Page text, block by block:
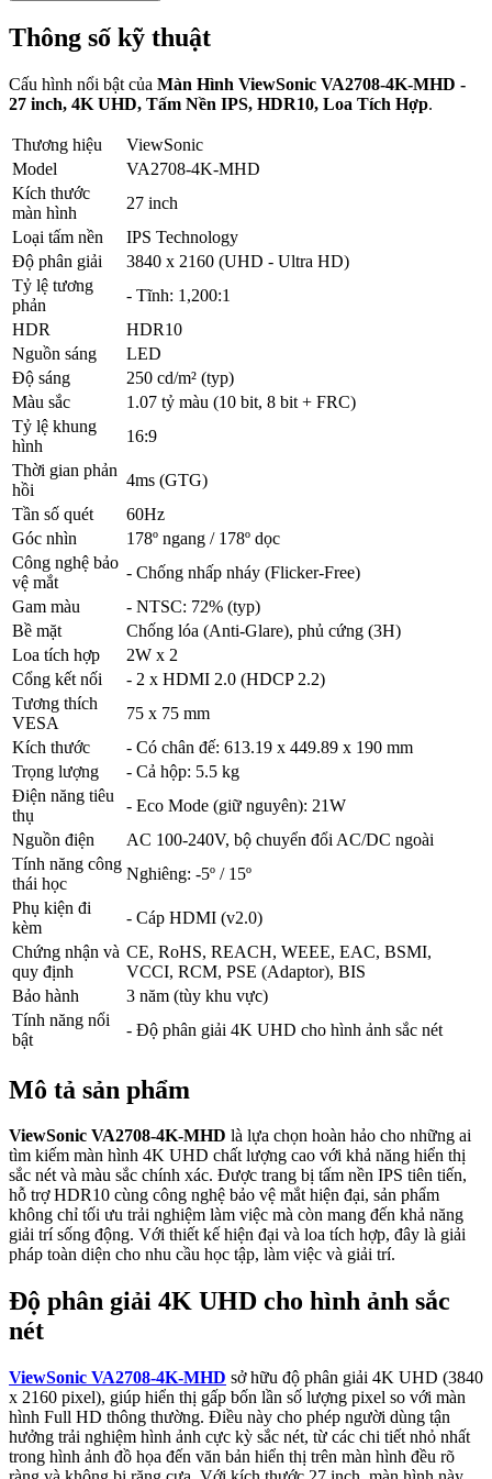
Thông số kỹ thuật
Cấu hình nổi bật của Màn Hình ViewSonic VA2708-4K-MHD -
27 inch, 4K UHD, Tấm Nền IPS, HDR10, Loa Tích Hợp.
Thương hiệu
ViewSonic
Model
VA2708-4K-MHD
Kích thước
màn hình
27 inch
Loại tấm nền
IPS Technology
Độ phân giải
3840 x 2160 (UHD - Ultra HD)
Tỷ lệ tương
phản
- Tĩnh: 1,200:1
HDR
HDR10
Nguồn sáng
LED
Độ sáng
250 cd/m² (typ)
Màu sắc
1.07 tỷ màu (10 bit, 8 bit + FRC)
Tỷ lệ khung
hình
16:9
Thời gian phản
hồi
4ms (GTG)
Tần số quét
60Hz
Góc nhìn
178º ngang / 178º dọc
Công nghệ bảo
vệ mắt
- Chống nhấp nháy (Flicker-Free)
Gam màu
- NTSC: 72% (typ)
Bề mặt
Chống lóa (Anti-Glare), phủ cứng (3H)
Loa tích hợp
2W x 2
Cổng kết nối
- 2 x HDMI 2.0 (HDCP 2.2)
Tương thích
VESA
75 x 75 mm
Kích thước
- Có chân đế: 613.19 x 449.89 x 190 mm
Trọng lượng
- Cả hộp: 5.5 kg
Điện năng tiêu
thụ
- Eco Mode (giữ nguyên): 21W
Nguồn điện
AC 100-240V, bộ chuyển đổi AC/DC ngoài
Tính năng công
thái học
Nghiêng: -5º / 15º
Phụ kiện đi
kèm
- Cáp HDMI (v2.0)
Chứng nhận và
quy định
CE, RoHS, REACH, WEEE, EAC, BSMI,
VCCI, RCM, PSE (Adaptor), BIS
Bảo hành
3 năm (tùy khu vực)
Tính năng nổi
bật
- Độ phân giải 4K UHD cho hình ảnh sắc nét
Mô tả sản phẩm
ViewSonic VA2708-4K-MHD là lựa chọn hoàn hảo cho những ai
tìm kiếm màn hình 4K UHD chất lượng cao với khả năng hiển thị
sắc nét và màu sắc chính xác. Được trang bị tấm nền IPS tiên tiến,
hỗ trợ HDR10 cùng công nghệ bảo vệ mắt hiện đại, sản phẩm
không chỉ tối ưu trải nghiệm làm việc mà còn mang đến khả năng
giải trí sống động. Với thiết kế hiện đại và loa tích hợp, đây là giải
pháp toàn diện cho nhu cầu học tập, làm việc và giải trí.
Độ phân giải 4K UHD cho hình ảnh sắc
nét
ViewSonic VA2708-4K-MHD sở hữu độ phân giải 4K UHD (3840
x 2160 pixel), giúp hiển thị gấp bốn lần số lượng pixel so với màn
hình Full HD thông thường. Điều này cho phép người dùng tận
hưởng trải nghiệm hình ảnh cực kỳ sắc nét, từ các chi tiết nhỏ nhất
trong hình ảnh đồ họa đến văn bản hiển thị trên màn hình đều rõ